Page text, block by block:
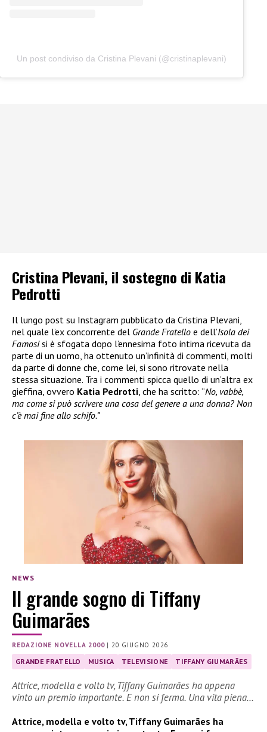
Un post condiviso da Cristina Plevani (@cristinaplevani)
Cristina Plevani, il sostegno di Katia
Pedrotti
Il lungo post su Instagram pubblicato da Cristina Plevani,
nel quale l’ex concorrente del Grande Fratello e dell’Isola dei
Famosisi è sfogata dopo l’ennesima foto intima ricevuta da
parte di un uomo, ha ottenuto un’infinità di commenti, molti
da parte di donne che, come lei, si sono ritrovate nella
stessa situazione. Tra i commenti spicca quello di un’altra ex
gieffina, ovvero Katia Pedrotti, che ha scritto: “No, vabbè,
ma come si può scrivere una cosa del genere a una donna? Non
c’è mai fine allo schifo.”
NEWS
Il grande sogno di Tiffany
Guimarães
REDAZIONE NOVELLA 2000|20 GIUGNO 2026
GRANDE FRATELLO MUSICA TELEVISIONE TIFFANY GIUMARÃES
Attrice, modella e volto tv, Tiffany Guimarães ha appena
vinto un premio importante. E non si ferma. Una vita piena…
Attrice, modella e volto tv, Tiffany Guimarães ha